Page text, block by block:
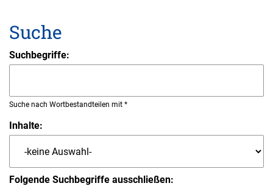
Suche
Suchbegriffe:
Suche nach Wortbestandteilen mit *
Inhalte:
Folgende Suchbegriffe ausschließen: